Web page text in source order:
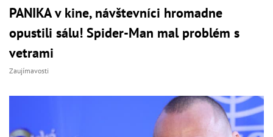
PANIKA v kine, návštevníci hromadne
opustili sálu! Spider-Man mal problém s
vetrami
Zaujímavosti